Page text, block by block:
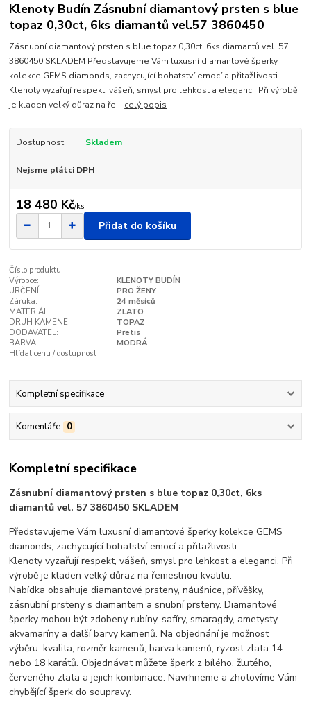
Klenoty Budín Zásnubní diamantový prsten s blue
topaz 0,30ct, 6ks diamantů vel.57 3860450
Zásnubní diamantový prsten s blue topaz 0,30ct, 6ks diamantů vel. 57
3860450 SKLADEM Představujeme Vám luxusní diamantové šperky
kolekce GEMS diamonds, zachycující bohatství emocí a přitažlivosti.
Klenoty vyzařují respekt, vášeň, smysl pro lehkost a eleganci. Při výrobě
je kladen velký důraz na ře... celý popis
Dostupnost Skladem
Nejsme plátci DPH
18 480 Kč/ks
Přidat do košíku
Číslo produktu:
Výrobce:
KLENOTY BUDÍN
URČENÍ:
PRO ŽENY
Záruka:
24 měsíců
MATERIÁL:
ZLATO
DRUH KAMENE:
TOPAZ
DODAVATEL:
Pretis
BARVA:
MODRÁ
Hlídat cenu / dostupnost
Kompletní specifikace
Komentáře 0
Kompletní specifikace
Zásnubní diamantový prsten s blue topaz 0,30ct, 6ks
diamantů vel. 57 3860450 SKLADEM
Představujeme Vám luxusní diamantové šperky kolekce GEMS
diamonds, zachycující bohatství emocí a přitažlivosti.
Klenoty vyzařují respekt, vášeň, smysl pro lehkost a eleganci. Při
výrobě je kladen velký důraz na řemeslnou kvalitu.
Nabídka obsahuje diamantové prsteny, náušnice, přívěšky,
zásnubní prsteny s diamantem a snubní prsteny. Diamantové
šperky mohou být zdobeny rubíny, safíry, smaragdy, ametysty,
akvamaríny a další barvy kamenů. Na objednání je možnost
výběru: kvalita, rozměr kamenů, barva kamenů, ryzost zlata 14
nebo 18 karátů. Objednávat můžete šperk z bílého, žlutého,
červeného zlata a jejich kombinace. Navrhneme a zhotovíme Vám
chybějící šperk do soupravy.